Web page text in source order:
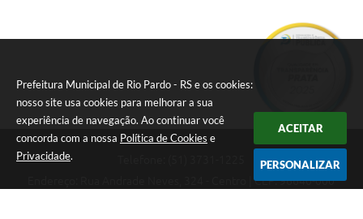
Prefeitura Municipal de Rio Pardo - RS e os cookies:
nosso site usa cookies para melhorar a sua
experiência de navegação. Ao continuar você
concorda com a nossa Política de Cookies e
Privacidade.
ACEITAR
PERSONALIZAR
Endereço: Rua Andrade Neves, 324 - Centro | CEP: 96640-000